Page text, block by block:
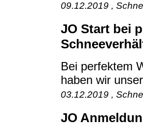
09.12.2019 ,
JO Start bei
Bei perfektem
haben wir
03.12.2019 ,
JO